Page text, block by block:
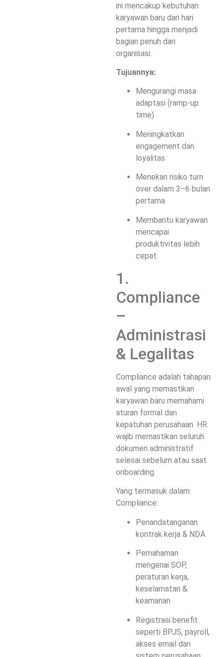
ini mencakup kebutuhan
karyawan baru dari hari
pertama hingga menjadi
bagian penuh dari
organisasi.
Tujuannya:
Mengurangi masa
adaptasi (ramp-up
time)
Meningkatkan
engagement dan
loyalitas
Menekan risiko turn
over dalam 3–6 bulan
pertama
Membantu karyawan
mencapai
produktivitas lebih
cepat
1.
Compliance
–
Administrasi
& Legalitas
Compliance adalah tahapan
awal yang memastikan
karyawan baru memahami
aturan formal dan
kepatuhan perusahaan. HR
wajib memastikan seluruh
dokumen administratif
selesai sebelum atau saat
onboarding.
Yang termasuk dalam
Compliance:
Penandatanganan
kontrak kerja & NDA
Pemahaman
mengenai SOP,
peraturan kerja,
keselamatan &
keamanan
Registrasi benefit
seperti BPJS, payroll,
akses email dan